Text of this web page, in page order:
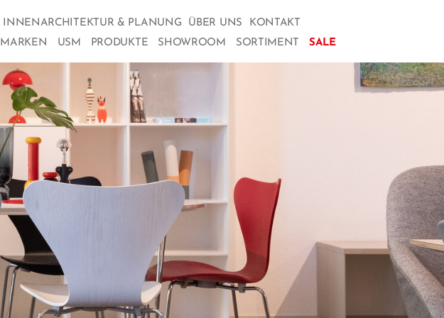
MARKEN USM PRODUKTE SHOWROOM SORTIMENT SALE
INNENARCHITEKTUR & PLANUNG ÜBER UNS KONTAKT